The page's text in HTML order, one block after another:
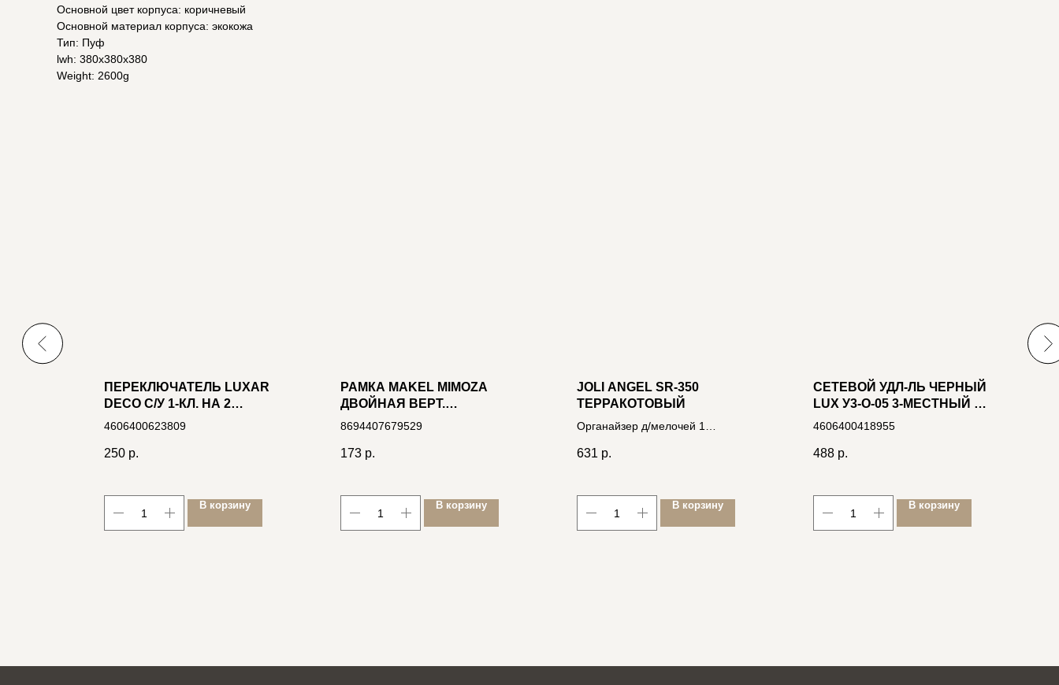
Основной цвет корпуса: коричневый
Основной материал корпуса: экокожа
Тип: Пуф
lwh: 380x380x380
Weight: 2600g
ПЕРЕКЛЮЧАТЕЛЬ LUXAR
DECO С/У 1-КЛ. НА 2
НАПРАВЛ. ВЕНГЕ С
10А (10.003.02)
4606400623809
250 р.
В корзину
РАМКА MAKEL MIMOZA
ДВОЙНАЯ ВЕРТ.
КРЕМОВАЯ 32032
8694407679529
173 р.
В корзину
JOLI ANGEL SR-350
ТЕРРАКОТОВЫЙ
Органайзер д/мелочей 1
20*21*8см, пластик
631 р.
В корзину
СЕТЕВОЙ УДЛ-ЛЬ ЧЕРНЫЙ
LUX У3-О-05 3-МЕСТНЫЙ Б/
ЗАЗ., 250В 10А, 5М
4606400418955
488 р.
В корзину